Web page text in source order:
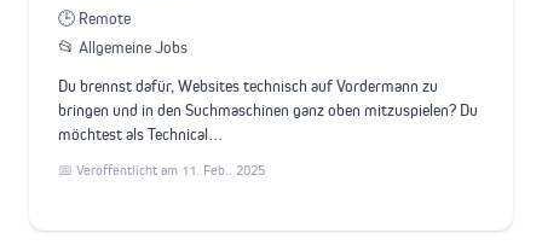
🕒 Remote
📂 Allgemeine Jobs
Du brennst dafür, Websites technisch auf Vordermann zu
bringen und in den Suchmaschinen ganz oben mitzuspielen? Du
möchtest als Technical…
📅 Veröffentlicht am 11. Feb.. 2025